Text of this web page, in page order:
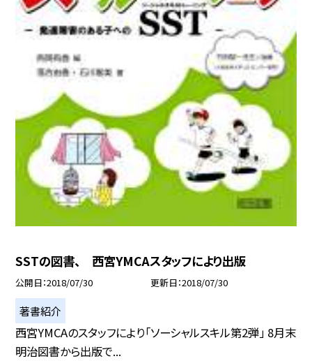
SSTの図書、 西宮YMCAスタッフにより出版
公開日 2018/07/30 更新日 2018/07/30
著書紹介
西宮YMCAのスタッフにより「ソーシャルスキル第2弾」 8月末
明治図書から出版で...